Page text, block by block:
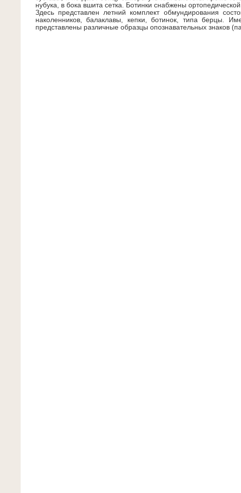
нубука, в бока вшита сетка. Ботинки снабжены
Здесь представлен летний комплект обмундирования
наколенников, балаклавы, кепки, ботинок, типа берцы.
представлены различные образцы опознавательных знаков